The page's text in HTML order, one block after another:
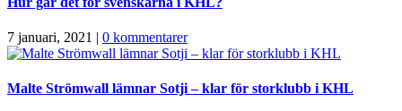
7 januari, 2021 | 0 kommentarer
Malte Strömwall lämnar Sotji – klar för storklubb i KHL